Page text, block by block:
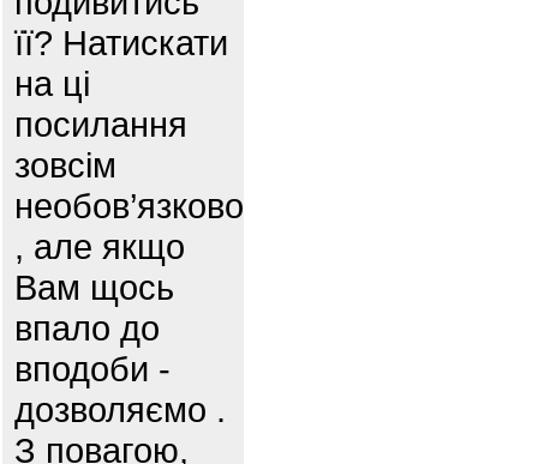
її? Натискати
на ці
посилання
зовсім
необов’язково
, але якщо
Вам щось
впало до
вподоби -
дозволяємо .
З повагою,